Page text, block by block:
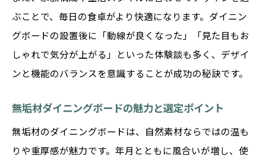
ぶことで、毎日の食卓がより快適になります。ダイニン
グボードの設置後に「動線が良くなった」「見た目もお
しゃれで気分が上がる」といった体験談も多く、デザイ
ンと機能のバランスを意識することが成功の秘訣です。
無垢材ダイニングボードの魅力と選定ポイント
無垢材のダイニングボードは、自然素材ならではの温も
りや重厚感が魅力です。年月とともに風合いが増し、使